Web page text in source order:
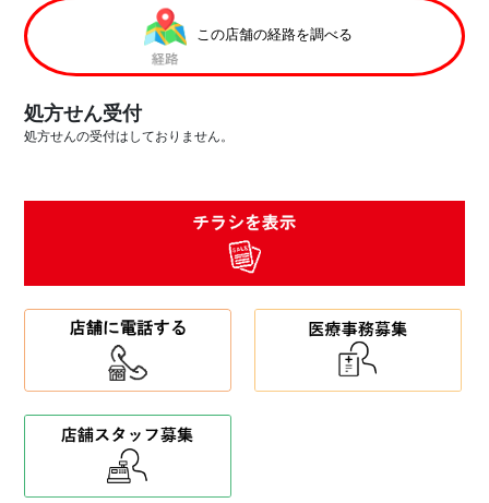
この店舗の経路を調べる
処方せん受付
処方せんの受付はしておりません。